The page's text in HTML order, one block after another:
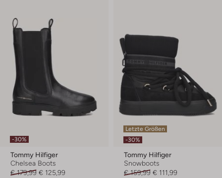
-30%
Tommy Hilfiger
Chelsea Boots
€ 179,99 € 125,99
Letzte Größen
-30%
Tommy Hilfiger
Snowboots
€ 159,99 € 111,99